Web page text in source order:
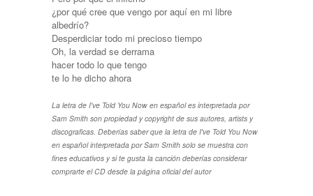
¿por qué cree que vengo por aquí en mi libre
albedrío?
Desperdiciar todo mi precioso tiempo
Oh, la verdad se derrama
hacer todo lo que tengo
te lo he dicho ahora
La letra de I've Told You Now en español es interpretada por
Sam Smith son propiedad y copyright de sus autores, artists y
discograficas. Deberías saber que la letra de I've Told You Now
en español interpretada por Sam Smith solo se muestra con
fines educativos y si te gusta la canción deberías considerar
comprarte el CD desde la página oficial del autor